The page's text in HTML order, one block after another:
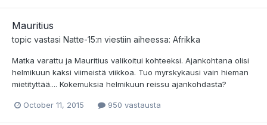
Mauritius
topic vastasi Natte-15:n viestiin aiheessa: Afrikka
Matka varattu ja Mauritius valikoitui kohteeksi. Ajankohtana olisi
helmikuun kaksi viimeistä viikkoa. Tuo myrskykausi vain hieman
mietityttää.... Kokemuksia helmikuun reissu ajankohdasta?
October 11, 2015 950 vastausta